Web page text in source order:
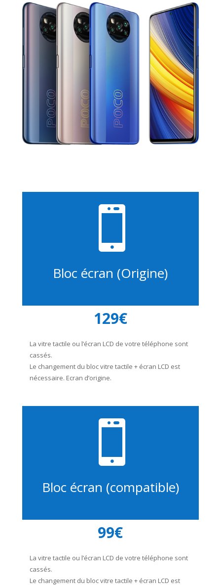

Bloc écran (Origine)
129€
La vitre tactile ou l’écran LCD de votre téléphone sont
cassés.
Le changement du bloc vitre tactile + écran LCD est
nécessaire. Ecran d’origine.

Bloc écran (compatible)
99€
La vitre tactile ou l’écran LCD de votre téléphone sont
cassés.
Le changement du bloc vitre tactile + écran LCD est